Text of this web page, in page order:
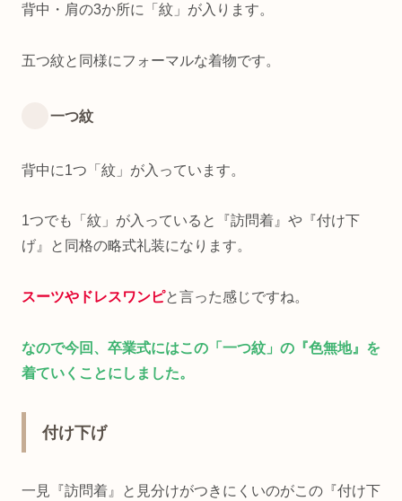
背中・肩の3か所に「紋」が入ります。
五つ紋と同様にフォーマルな着物です。
一つ紋
背中に1つ「紋」が入っています。
1つでも「紋」が入っていると『訪問着』や『付け下
げ』と同格の略式礼装になります。
スーツやドレスワンピと言った感じですね。
なので今回、卒業式にはこの「一つ紋」の『色無地』を
着ていくことにしました。
付け下げ
一見『訪問着』と見分けがつきにくいのがこの『付け下